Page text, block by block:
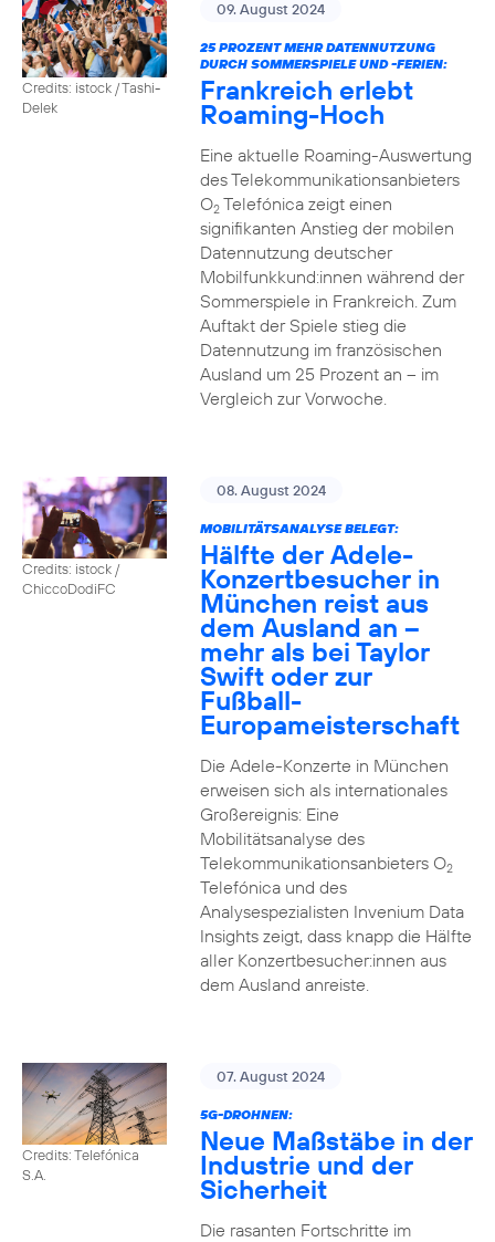
Credits: istock / Tashi-
Delek
09. August 2024
25 PROZENT MEHR DATENNUTZUNG
DURCH SOMMERSPIELE UND -FERIEN:
Frankreich erlebt
Roaming-Hoch
Eine aktuelle Roaming-Auswertung
des Telekommunikationsanbieters
O2Telefónica zeigt einen
signifikanten Anstieg der mobilen
Datennutzung deutscher
Mobilfunkkund:innen während der
Sommerspiele in Frankreich. Zum
Auftakt der Spiele stieg die
Datennutzung im französischen
Ausland um 25 Prozent an – im
Vergleich zur Vorwoche.
Credits: istock /
ChiccoDodiFC
08. August 2024
MOBILITÄTSANALYSE BELEGT:
Hälfte der Adele-
Konzertbesucher in
München reist aus
dem Ausland an –
mehr als bei Taylor
Swift oder zur
Fußball-
Europameisterschaft
Die Adele-Konzerte in München
erweisen sich als internationales
Großereignis: Eine
Mobilitätsanalyse des
Telekommunikationsanbieters O2
Telefónica und des
Analysespezialisten Invenium Data
Insights zeigt, dass knapp die Hälfte
aller Konzertbesucher:innen aus
dem Ausland anreiste.
Credits: Telefónica
S.A.
07. August 2024
5G-DROHNEN:
Neue Maßstäbe in der
Industrie und der
Sicherheit
Die rasanten Fortschritte im